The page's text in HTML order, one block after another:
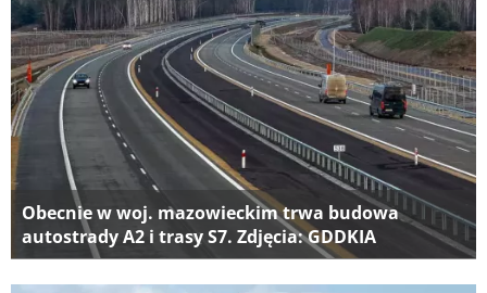
Obecnie w woj. mazowieckim trwa budowa
autostrady A2 i trasy S7. Zdjęcia: GDDKIA